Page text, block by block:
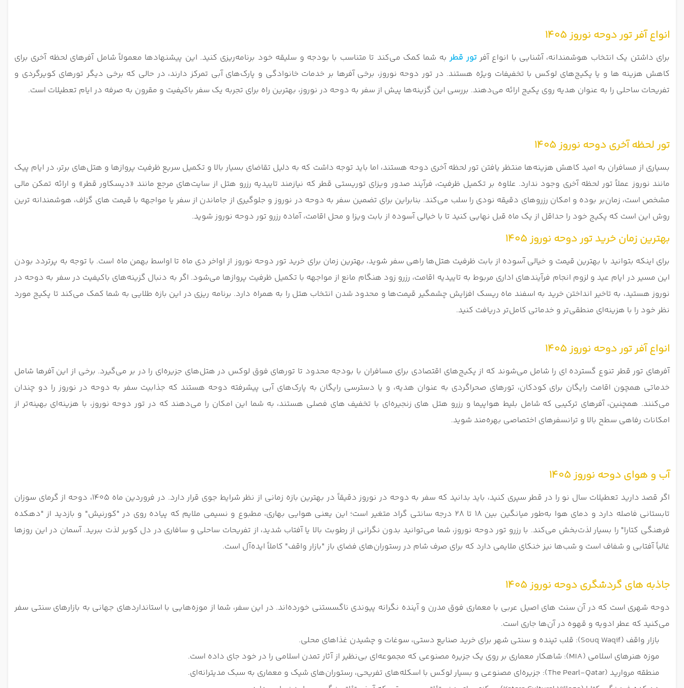
انواع آفر تور دوحه نوروز 1405
برای داشتن یک انتخاب هوشمندانه، آشنایی با انواع آفرتور قطربه شما کمک می‌کند تا متناسب با بودجه و سلیقه خود برنامه‌ریزی کنید. این پیشنهادها معمولاً شامل آفرهای لحظه آخری برای
کاهش هزینه ‌ها و یا پکیج‌های لوکس با تخفیفات ویژه هستند. در تور دوحه نوروز، برخی آفرها بر خدمات خانوادگی و پارک‌های آبی تمرکز دارند، در حالی که برخی دیگر تورهای کویرگردی و
تفریحات ساحلی را به عنوان هدیه روی پکیج ارائه می‌دهند. بررسی این گزینه‌ها پیش از سفر به دوحه در نوروز، بهترین راه برای تجربه یک سفر باکیفیت و مقرون‌ به‌ صرفه در ایام تعطیلات است.
تور لحظه آخری دوحه نوروز 1405
بسیاری از مسافران به امید کاهش هزینه‌ها منتظر یافتن تور لحظه آخری دوحه هستند، اما باید توجه داشت که به دلیل تقاضای بسیار بالا و تکمیل سریع ظرفیت پروازها و هتل‌های برتر، در ایام پیک
مانند نوروز عملاً تور لحظه آخری وجود ندارد. علاوه بر تکمیل ظرفیت، فرآیند صدور ویزای توریستی قطر که نیازمند تاییدیه رزرو هتل از سایت‌های مرجع مانند «دیسکاور قطر» و ارائه تمکن مالی
مشخص است، زمان‌بر بوده و امکان رزروهای دقیقه نودی را سلب می‌کند. بنابراین برای تضمین سفر به دوحه در نوروز و جلوگیری از جاماندن از سفر یا مواجهه با قیمت ‌های گزاف، هوشمندانه ‌ترین
روش این است که پکیج خود را حداقل از یک ماه قبل نهایی کنید تا با خیالی آسوده از بابت ویزا و محل اقامت، آماده رزرو تور دوحه نوروز شوید.
بهترین زمان خرید تور دوحه نوروز 1405
برای اینکه بتوانید با بهترین قیمت و خیالی آسوده از بابت ظرفیت هتل‌ها راهی سفر شوید، بهترین زمان برای خرید تور دوحه نوروز از اواخر دی‌ ماه تا اواسط بهمن‌ ماه است. با توجه به پرتردد بودن
این مسیر در ایام عید و لزوم انجام فرآیندهای اداری مربوط به تاییدیه اقامت، رزرو زود هنگام مانع از مواجهه با تکمیل ظرفیت پروازها می‌شود. اگر به دنبال گزینه‌های باکیفیت در سفر به دوحه در
نوروز هستید، به تاخیر انداختن خرید به اسفند ماه ریسک افزایش چشمگیر قیمت‌ها و محدود شدن انتخاب هتل را به همراه دارد. برنامه ‌ریزی در این بازه طلایی به شما کمک می‌کند تا پکیج مورد
نظر خود را با هزینه‌ای منطقی‌تر و خدماتی کامل‌تر دریافت کنید.
انواع آفر تور دوحه نوروز 1405
آفرهای تور قطر تنوع گسترده‌ ای را شامل می‌شوند که از پکیج‌های اقتصادی برای مسافران با بودجه محدود تا تورهای فوق‌ لوکس در هتل‌های جزیره‌ای را در بر می‌گیرد. برخی از این آفرها شامل
خدماتی همچون اقامت رایگان برای کودکان، تورهای صحراگردی به عنوان هدیه، و یا دسترسی رایگان به پارک‌های آبی پیشرفته دوحه هستند که جذابیت سفر به دوحه در نوروز را دو چندان
می‌کنند. همچنین، آفرهای ترکیبی که شامل بلیط هواپیما و رزرو هتل‌ های زنجیره‌ای با تخفیف ‌های فصلی هستند، به شما این امکان را می‌دهند که در تور دوحه نوروز، با هزینه‌ای بهینه‌تر از
امکانات رفاهی سطح بالا و ترانسفرهای اختصاصی بهره‌مند شوید.
آب و هوای دوحه نوروز 1405
اگر قصد دارید تعطیلات سال نو را در قطر سپری کنید، باید بدانید که سفر به دوحه در نوروز دقیقاً در بهترین بازه زمانی از نظر شرایط جوی قرار دارد. در فروردین ماه 1405، دوحه از گرمای سوزان
تابستانی فاصله دارد و دمای هوا به‌طور میانگین بین 18 تا 28 درجه سانتی ‌گراد متغیر است؛ این یعنی هوایی بهاری، مطبوع و نسیمی ملایم که پیاده‌ روی در "کورنیش" و بازدید از "دهکده
فرهنگی کتارا" را بسیار لذت‌بخش می‌کند. با رزرو تور دوحه نوروز، شما می‌توانید بدون نگرانی از رطوبت بالا یا آفتاب شدید، از تفریحات ساحلی و سافاری در دل کویر لذت ببرید. آسمان در این روزها
غالباً آفتابی و شفاف است و شب‌ها نیز خنکای ملایمی دارد که برای صرف شام در رستوران‌های فضای باز "بازار واقف" کاملاً ایده‌آل است.
جاذبه های گردشگری دوحه نوروز 1405
دوحه شهری است که در آن سنت‌ های اصیل عربی با معماری فوق ‌مدرن و آینده‌ نگرانه پیوندی ناگسستنی خورده‌اند. در این سفر، شما از موزه‌هایی با استانداردهای جهانی به بازارهای سنتی سفر
می‌کنید که عطر ادویه و قهوه در آن‌ها جاری است.
بازار واقف (Souq Waqif): قلب تپنده و سنتی شهر برای خرید صنایع دستی، سوغات و چشیدن غذاهای محلی.
موزه هنرهای اسلامی (MIA): شاهکار معماری بر روی یک جزیره مصنوعی که مجموعه‌ای بی‌نظیر از آثار تمدن اسلامی را در خود جای داده است.
منطقه مروارید (The Pearl-Qatar): جزیره‌ای مصنوعی و بسیار لوکس با اسکله‌های تفریحی، رستوران‌های شیک و معماری به سبک مدیترانه‌ای.